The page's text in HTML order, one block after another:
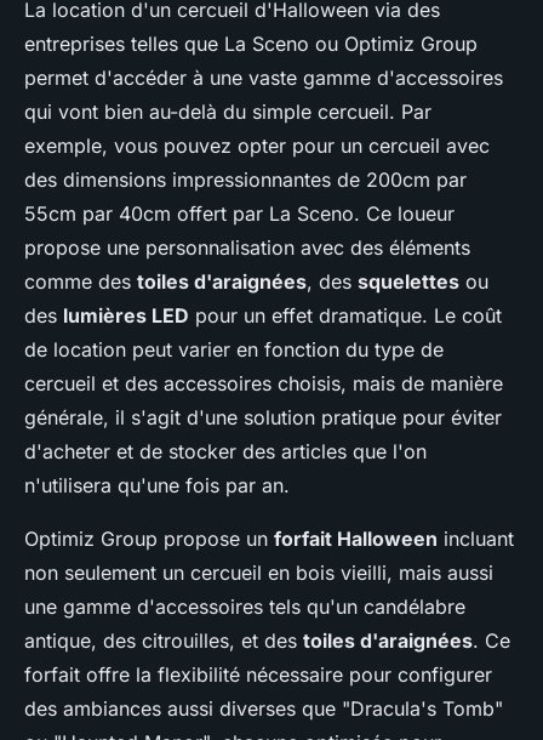
La location d'un cercueil d'Halloween via des
entreprises telles que La Sceno ou Optimiz Group
permet d'accéder à une vaste gamme d'accessoires
qui vont bien au-delà du simple cercueil. Par
exemple, vous pouvez opter pour un cercueil avec
des dimensions impressionnantes de 200cm par
55cm par 40cm offert par La Sceno. Ce loueur
propose une personnalisation avec des éléments
comme des toiles d'araignées, des squelettes ou
des lumières LED pour un effet dramatique. Le coût
de location peut varier en fonction du type de
cercueil et des accessoires choisis, mais de manière
générale, il s'agit d'une solution pratique pour éviter
d'acheter et de stocker des articles que l'on
n'utilisera qu'une fois par an.
Optimiz Group propose un forfait Halloween incluant
non seulement un cercueil en bois vieilli, mais aussi
une gamme d'accessoires tels qu'un candélabre
antique, des citrouilles, et des toiles d'araignées. Ce
forfait offre la flexibilité nécessaire pour configurer
des ambiances aussi diverses que "Dracula's Tomb"